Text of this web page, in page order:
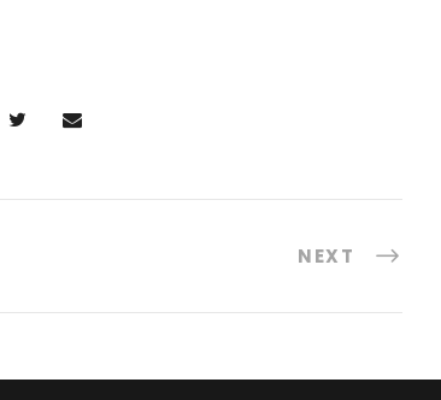
NEXT